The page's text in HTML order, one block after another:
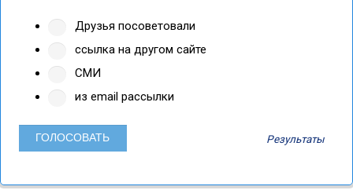
Друзья посоветовали
ссылка на другом сайте
СМИ
из email рассылки
Результаты